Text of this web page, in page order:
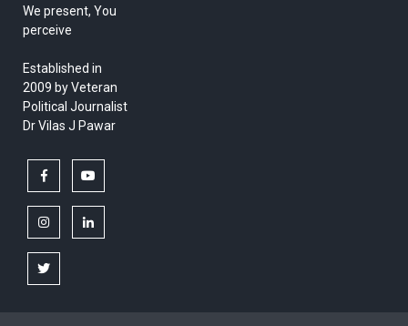
We present, You
perceive
Established in
2009 by Veteran
Political Journalist
Dr Vilas J Pawar
facebook
instagramlinkedin
twitter